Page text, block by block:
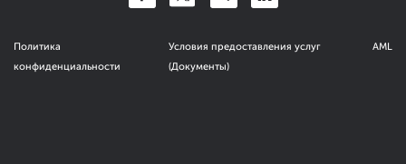
Политика
конфиденциальности
Условия предоставления услуг
(Документы)
AML